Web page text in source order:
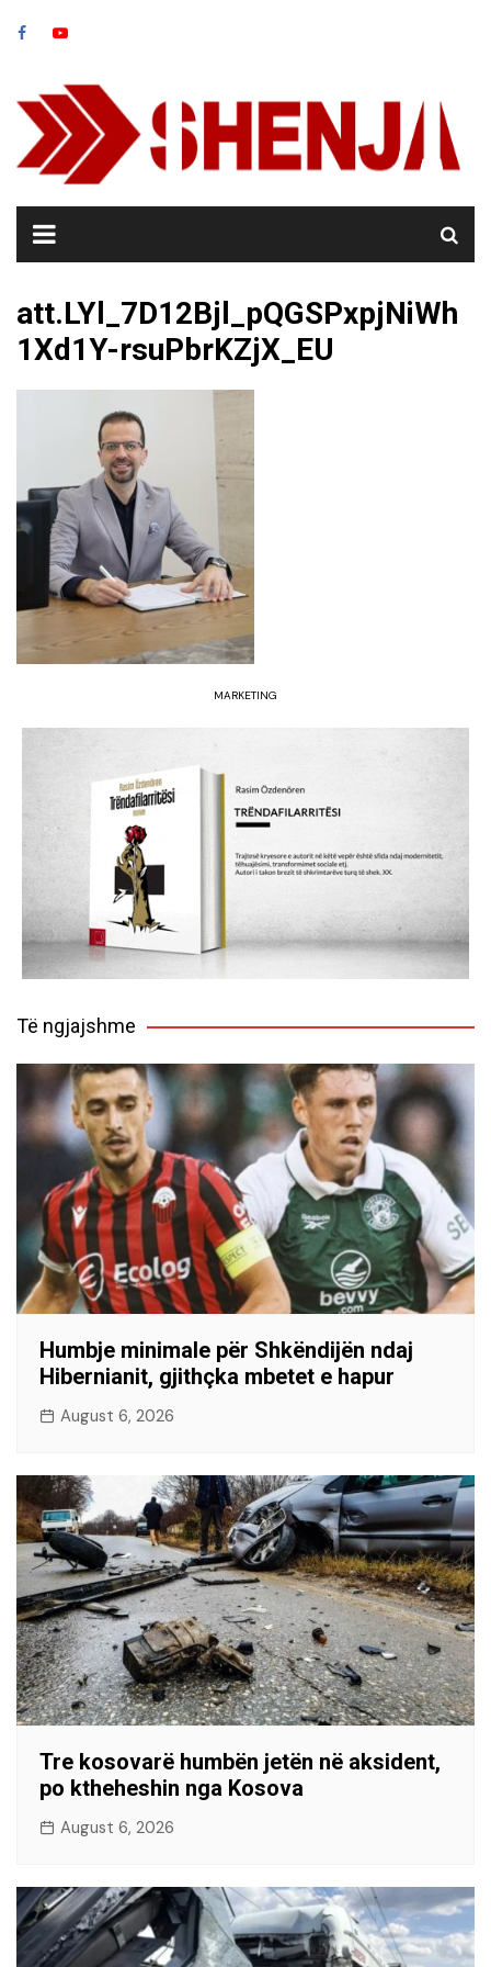
att.LYl_7D12Bjl_pQGSPxpjNiWh
1Xd1Y-rsuPbrKZjX_EU
MARKETING
Të ngjajshme
Humbje minimale për Shkëndijën ndaj
Hibernianit, gjithçka mbetet e hapur
August 6, 2026
Tre kosovarë humbën jetën në aksident,
po ktheheshin nga Kosova
August 6, 2026